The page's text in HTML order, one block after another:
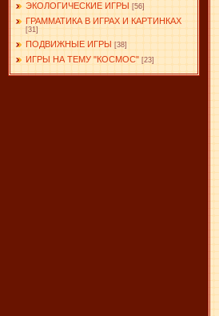
ЭКОЛОГИЧЕСКИЕ ИГРЫ [56]
ГРАММАТИКА В ИГРАХ И КАРТИНКАХ
[31]
ПОДВИЖНЫЕ ИГРЫ [38]
ИГРЫ НА ТЕМУ "КОСМОС" [23]